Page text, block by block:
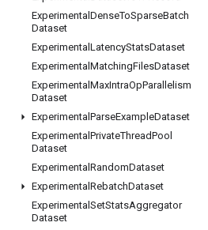
Experimental DenseToSparseBatch
Dataset
Experimental LatencyStatsDataset
Experimental MatchingFilesDataset
Experimental MaxIntraOpParallelism
Dataset
Experimental ParseExampleDataset
Experimental PrivateThreadPool
Dataset
Experimental RandomDataset
Experimental RebatchDataset
Experimental SetStatsAggregator
Dataset